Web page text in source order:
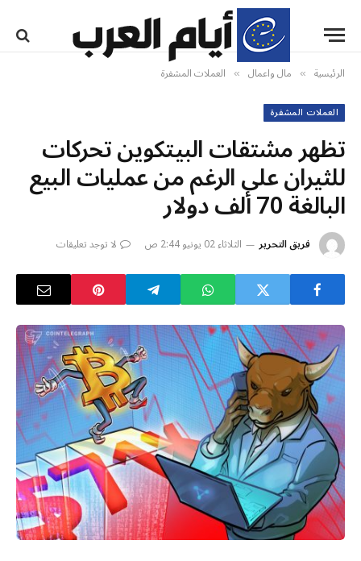
الرئيسية » مال واعمال » العملات المشفرة
العملات المشفرة
تظهر مشتقات البيتكوين تحركات
للثيران على الرغم من عمليات البيع
البالغة 70 ألف دولار
فريق التحرير الثلاثاء 02 يونيو 2:44 ص لا توجد تعليقات